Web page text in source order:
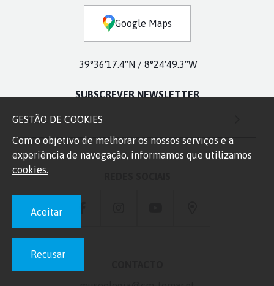
GESTÃO DE COOKIES
Com o objetivo de melhorar os nossos serviços e a
experiência de navegação, informamos que utilizamos
cookies.
Aceitar
Recusar
Google Maps
39°36'17.4"N / 8°24'49.3"W
SUBSCREVER NEWSLETTER
E-mail